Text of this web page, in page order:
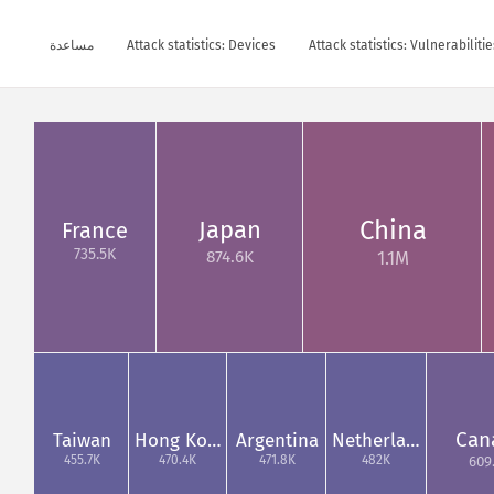
Attack statistics:
Attack statistics: Devices مساعدة
China
1.1M
Japan
874.6K
France
735.5K
Netherla…
482K
Argentina
471.8K
Hong Ko…
470.4K
Taiwan
455.7K